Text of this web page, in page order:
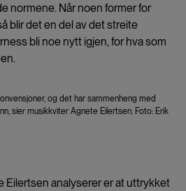
normene. Når noen former for
blir det en del av det streite
bli noe nytt igjen, for hva som
og det har sammenheng med
sier musikkviter Agnete Eilertsen. Foto: Erik
Eilertsen analyserer er at uttrykket